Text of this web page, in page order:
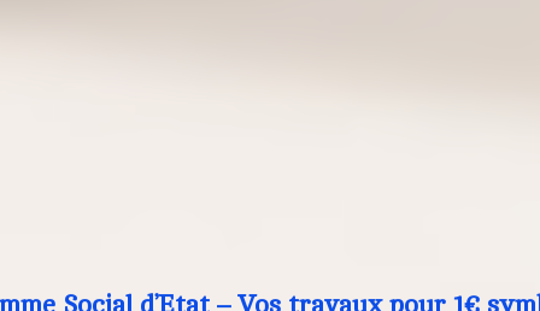
Social d’Etat – Vos travaux pour 1€